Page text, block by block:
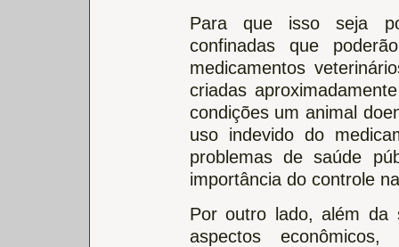
Para que isso seja
confinadas que
medicamentos
criadas
condições um animal
uso indevido do
problemas de saúde
importância do controle
Por outro lado, além da
aspectos